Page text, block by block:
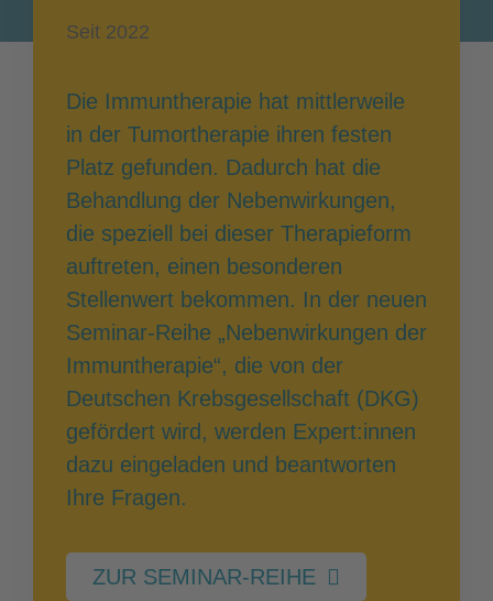
Seit 2022
Die Immuntherapie hat mittlerweile
in der Tumortherapie ihren festen
Platz gefunden. Dadurch hat die
Behandlung der Nebenwirkungen,
die speziell bei dieser Therapieform
auftreten, einen besonderen
Stellenwert bekommen. In der neuen
Seminar-Reihe „Nebenwirkungen der
Immuntherapie“, die von der
Deutschen Krebsgesellschaft (DKG)
gefördert wird, werden Expert:innen
dazu eingeladen und beantworten
Ihre Fragen.
ZUR SEMINAR-REIHE